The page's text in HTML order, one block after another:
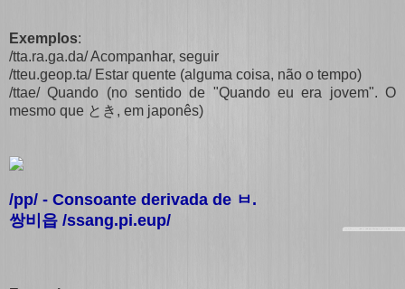
Exemplos:
/tta.ra.ga.da/ Acompanhar, seguir
/tteu.geop.ta/ Estar quente (alguma coisa, não o tempo)
/ttae/ Quando (no sentido de "Quando eu era jovem". O
mesmo que とき, em japonês)
/pp/ - Consoante derivada de ㅂ .
쌍비읍 /ssang.pi.eup/